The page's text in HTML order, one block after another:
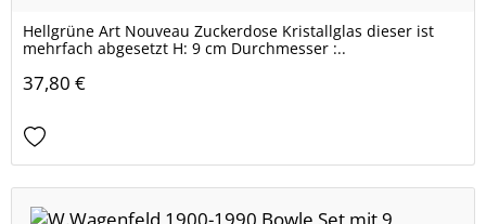
Hellgrüne Art Nouveau Zuckerdose Kristallglas dieser ist
mehrfach abgesetzt H: 9 cm Durchmesser :..
37,80 €